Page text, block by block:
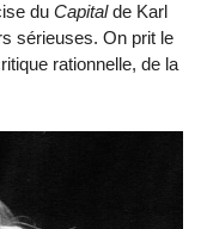
du Capitalde Karl
sérieuses. On prit le
rationnelle, de la